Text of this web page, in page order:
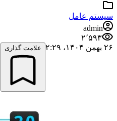
سیستم عامل
admin
۲٬۵۹۳
۲۶ بهمن ۱۴۰۴،‏ ۲:۲۹
علامت گذاری